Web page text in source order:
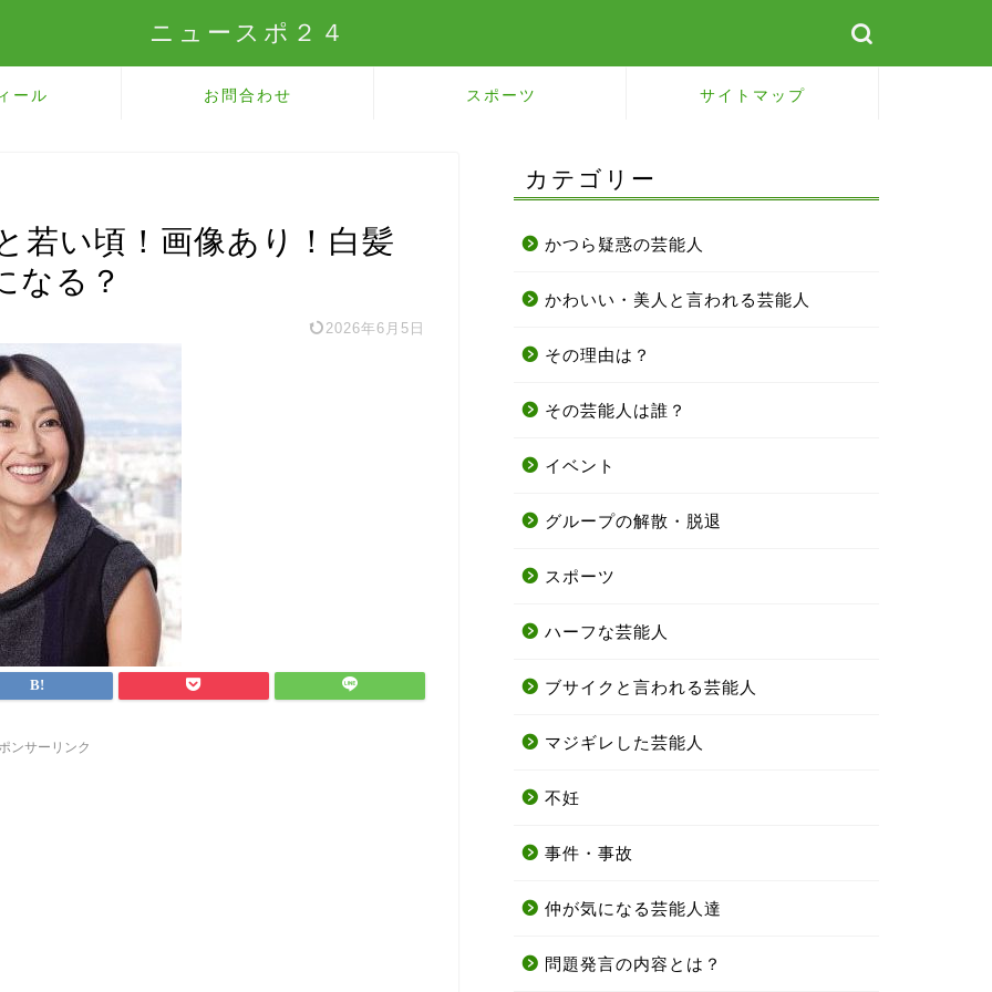
ニュースポ２４
ール お問合わせ スポーツ サイトマップ
若い頃！画像あり！白髪
なる？
2026年6月5日
ンサーリンク
カテゴリー
かつら疑惑の芸能人
かわいい・美人と言われる芸能人
その理由は？
その芸能人は誰？
イベント
グループの解散・脱退
スポーツ
ハーフな芸能人
ブサイクと言われる芸能人
マジギレした芸能人
不妊
事件・事故
仲が気になる芸能人達
問題発言の内容とは？